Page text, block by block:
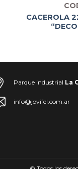
CACEROLA
Parque industrial La
info@jovifel.com.ar